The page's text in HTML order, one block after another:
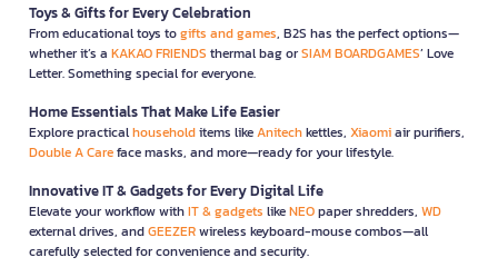
Toys & Gifts for Every Celebration
From educational toys togifts and games, B2S has the perfect options—
whether it’s a KAKAO FRIENDS thermal bag orSIAM BOARDGAMES’ Love
Letter. Something special for everyone.
Home Essentials That Make Life Easier
Explore practicalhouseholditems likeAnitechkettles, Xiaomiair purifiers,
Double A Careface masks, and more—ready for your lifestyle.
Innovative IT & Gadgets for Every Digital Life
Elevate your workflow withIT & gadgets likeNEOpaper shredders, WD
external drives, andGEEZERwireless keyboard-mouse combos—all
carefully selected for convenience and security.